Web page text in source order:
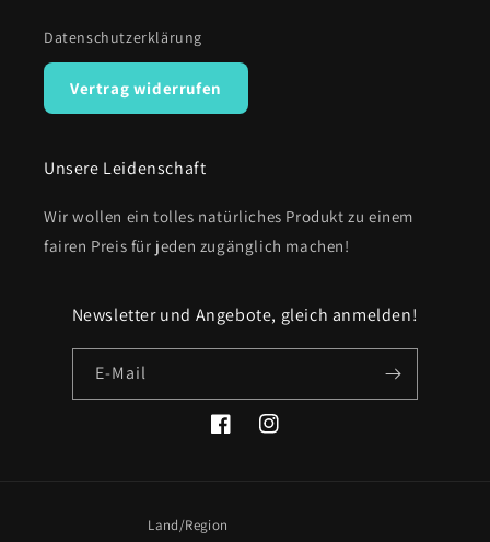
Datenschutzerklärung
Vertrag widerrufen
Unsere Leidenschaft
Wir wollen ein tolles natürliches Produkt zu einem
fairen Preis für jeden zugänglich machen!
Newsletter und Angebote, gleich anmelden!
E-Mail
FacebookInstagram
Land/Region